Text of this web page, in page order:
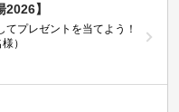
2026】
プレゼントを当てよう！
）